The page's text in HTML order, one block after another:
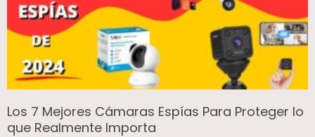
Los 7 Mejores Cámaras Espías Para Proteger lo
que Realmente Importa